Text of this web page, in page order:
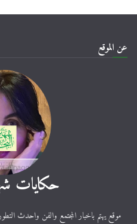
عن الموقع
حكايات
موقع يهتم باخبار المجتمع والفن واحدث